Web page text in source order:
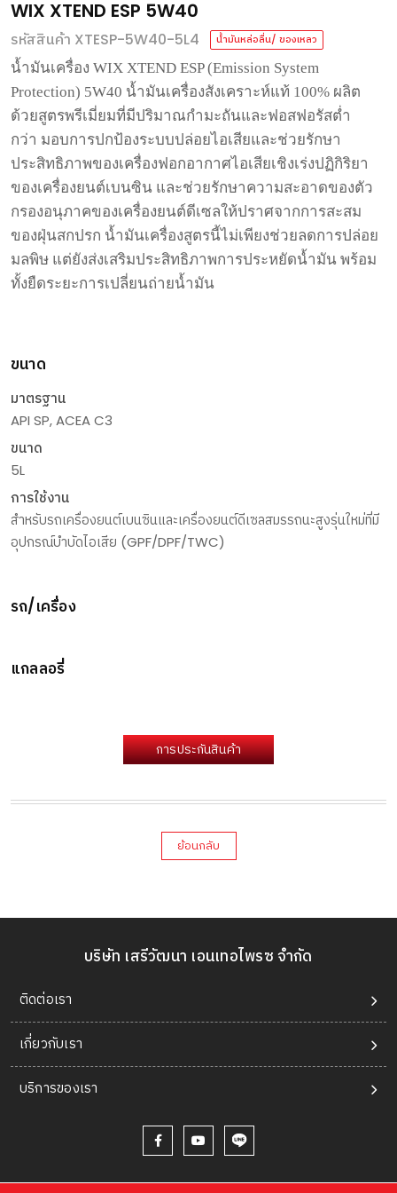
WIX XTEND ESP 5W40
รหัสสินค้า XTESP-5W40-5L4 น้ำมันหล่อลื่น/ ของเหลว
น้ำมันเครื่อง WIX XTEND ESP (Emission System
Protection) 5W40 น้ำมันเครื่องสังเคราะห์แท้ 100% ผลิต
ด้วยสูตรพรีเมี่ยมที่มีปริมาณกำมะถันและฟอสฟอรัสต่ำ
กว่า มอบการปกป้องระบบปล่อยไอเสียและช่วยรักษา
ประสิทธิภาพของเครื่องฟอกอากาศไอเสียเชิงเร่งปฏิกิริยา
ของเครื่องยนต์เบนซิน และช่วยรักษาความสะอาดของตัว
กรองอนุภาคของเครื่องยนต์ดีเซลให้ปราศจากการสะสม
ของฝุ่นสกปรก น้ำมันเครื่องสูตรนี้ไม่เพียงช่วยลดการปล่อย
มลพิษ แต่ยังส่งเสริมประสิทธิภาพการประหยัดน้ำมัน พร้อม
ทั้งยืดระยะการเปลี่ยนถ่ายน้ำมัน
ขนาด
มาตรฐาน
API SP, ACEA C3
ขนาด
5L
การใช้งาน
สำหรับรถเครื่องยนต์เบนซินและเครื่องยนต์ดีเซลสมรรถนะสูงรุ่นใหม่ที่มี
อุปกรณ์บำบัดไอเสีย (GPF/DPF/TWC)
รถ/เครื่อง
แกลลอรี่
การประกันสินค้า
ย้อนกลับ
บริษัท เสรีวัฒนา เอนเทอไพรซ จำกัด
ติดต่อเรา
เกี่ยวกับเรา
บริการของเรา